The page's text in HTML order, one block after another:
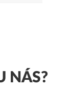
NÁS?